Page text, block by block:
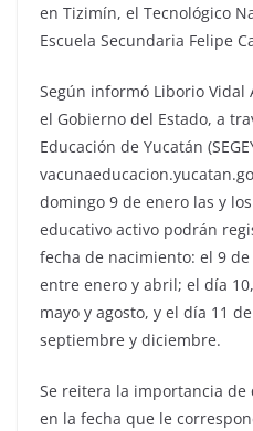
en Tizimín, el Tecnológico
Escuela Secundaria Felipe
Según informó Liborio Vidal
el Gobierno del Estado, a
Educación de Yucatán
domingo 9 de enero las y
educativo activo podrán
fecha de nacimiento: el 9
entre enero y abril; el día
mayo y agosto, y el día 11
septiembre y diciembre.
Se reitera la importancia
en la fecha que le